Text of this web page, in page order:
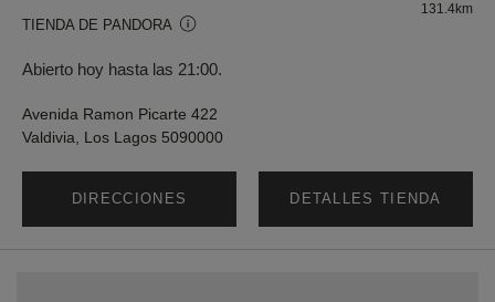
TIENDA DE PANDORA
Abierto hoy hasta las 21:00.
131.4km
Avenida Ramon Picarte 422
Valdivia, Los Lagos 5090000
DIRECCIONES DETALLES TIENDA